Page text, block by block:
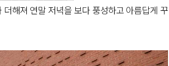
해져 연말 저녁을 보다 풍성하고 아름답게 꾸